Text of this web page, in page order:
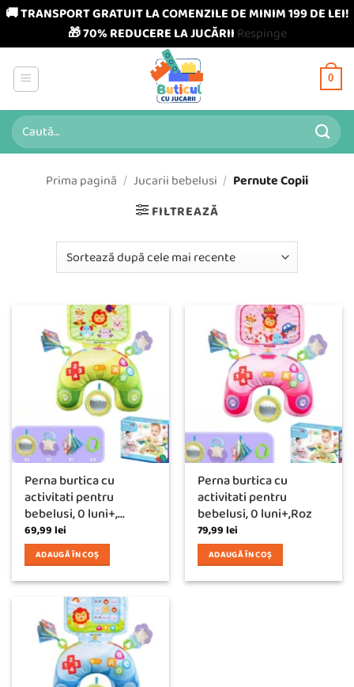
🚚 TRANSPORT GRATUIT LA COMENZILE DE MINIM 199 DE LEI!
🎁 70% REDUCERE LA JUCĂRII Respinge
content
0
Caută
după:
Prima pagină / Jucarii bebelusi / Pernute Copii
FILTREAZĂ
Perna burtica cu
activitati pentru
bebelusi, 0 luni+,...
69,99lei
ADAUGĂ ÎN COȘ
Perna burtica cu
activitati pentru
bebelusi, 0 luni+,Roz
79,99lei
ADAUGĂ ÎN COȘ